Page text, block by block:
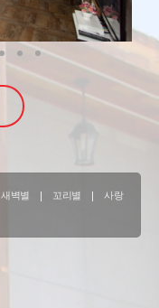
새벽별 | 꼬리별 |
사랑